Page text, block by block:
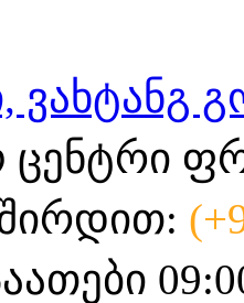
ვახტანგ
ცენტრი